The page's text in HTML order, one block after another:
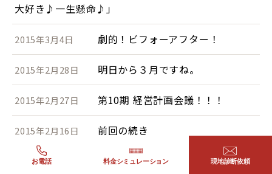
大好き♪一生懸命♪」
2015年3月4日 劇的！ビフォーアフター！
2015年2月28日 明日から３月ですね。
2015年2月27日 第10期 経営計画会議！！！
2015年2月16日 前回の続き
2015年2月10日
立春迎えましたが、まだまだ真冬
お電話 料金シミュレーション 現地診断依頼